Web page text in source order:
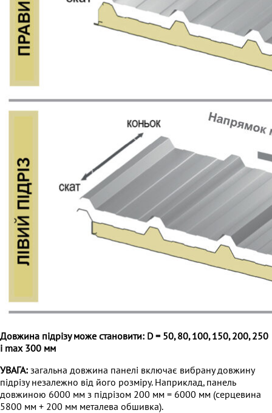
Довжина підрізу може становити: D = 50, 80, 100, 150, 200, 250
і max 300 мм
УВАГА: загальна довжина панелі включає вибрану довжину
підрізу незалежно від його розміру. Наприклад, панель
довжиною 6000 мм з підрізом 200 мм = 6000 мм (серцевина
5800 мм + 200 мм металева обшивка).